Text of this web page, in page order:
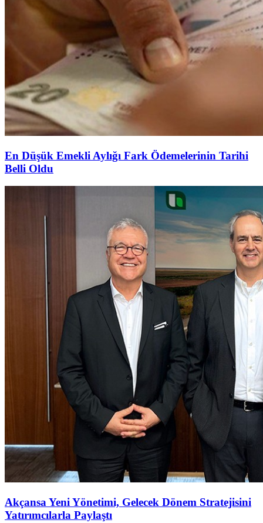
En Düşük Emekli Aylığı Fark Ödemelerinin Tarihi
Belli Oldu
Akçansa Yeni Yönetimi, Gelecek Dönem Stratejisini
Yatırımcılarla Paylaştı